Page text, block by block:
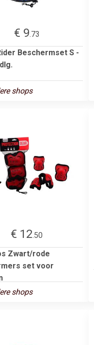
€ 9.73
Beschermset S -
shops
€ 12.50
Zwart/rode
set voor
shops